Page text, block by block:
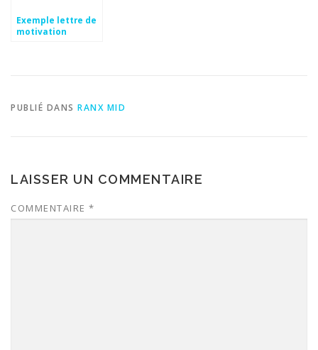
Exemple lettre de
motivation
PUBLIÉ DANS RANX MID
LAISSER UN COMMENTAIRE
COMMENTAIRE *